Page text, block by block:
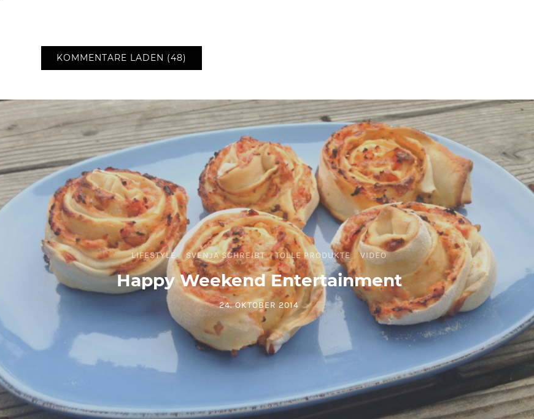
KOMMENTARE LADEN (48)
LIFESTYLE SVENJA SCHREIBT TOLLE PRODUKTE VIDEO
Happy Weekend Entertainment
POSTED ON
24. OKTOBER 2014